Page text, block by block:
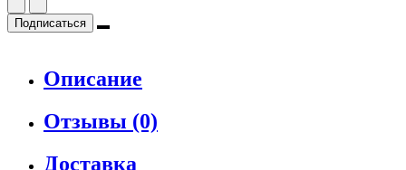
Подписаться
Описание
Отзывы (0)
Доставка